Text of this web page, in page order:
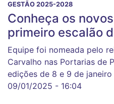
GESTÃO 2025-2028
Conheça os
primeiro escalão
Equipe foi nomeada pelo
Carvalho nas Portarias de
edições de 8 e 9 de
09/01/2025 - 16:04